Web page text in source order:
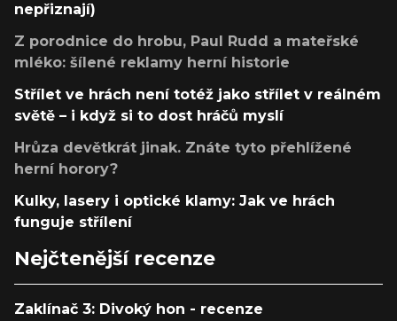
nepřiznají)
Z porodnice do hrobu, Paul Rudd a mateřské
mléko: šílené reklamy herní historie
Střílet ve hrách není totéž jako střílet v reálném
světě – i když si to dost hráčů myslí
Hrůza devětkrát jinak. Znáte tyto přehlížené
herní horory?
Kulky, lasery i optické klamy: Jak ve hrách
funguje střílení
Nejčtenější recenze
Zaklínač 3: Divoký hon - recenze